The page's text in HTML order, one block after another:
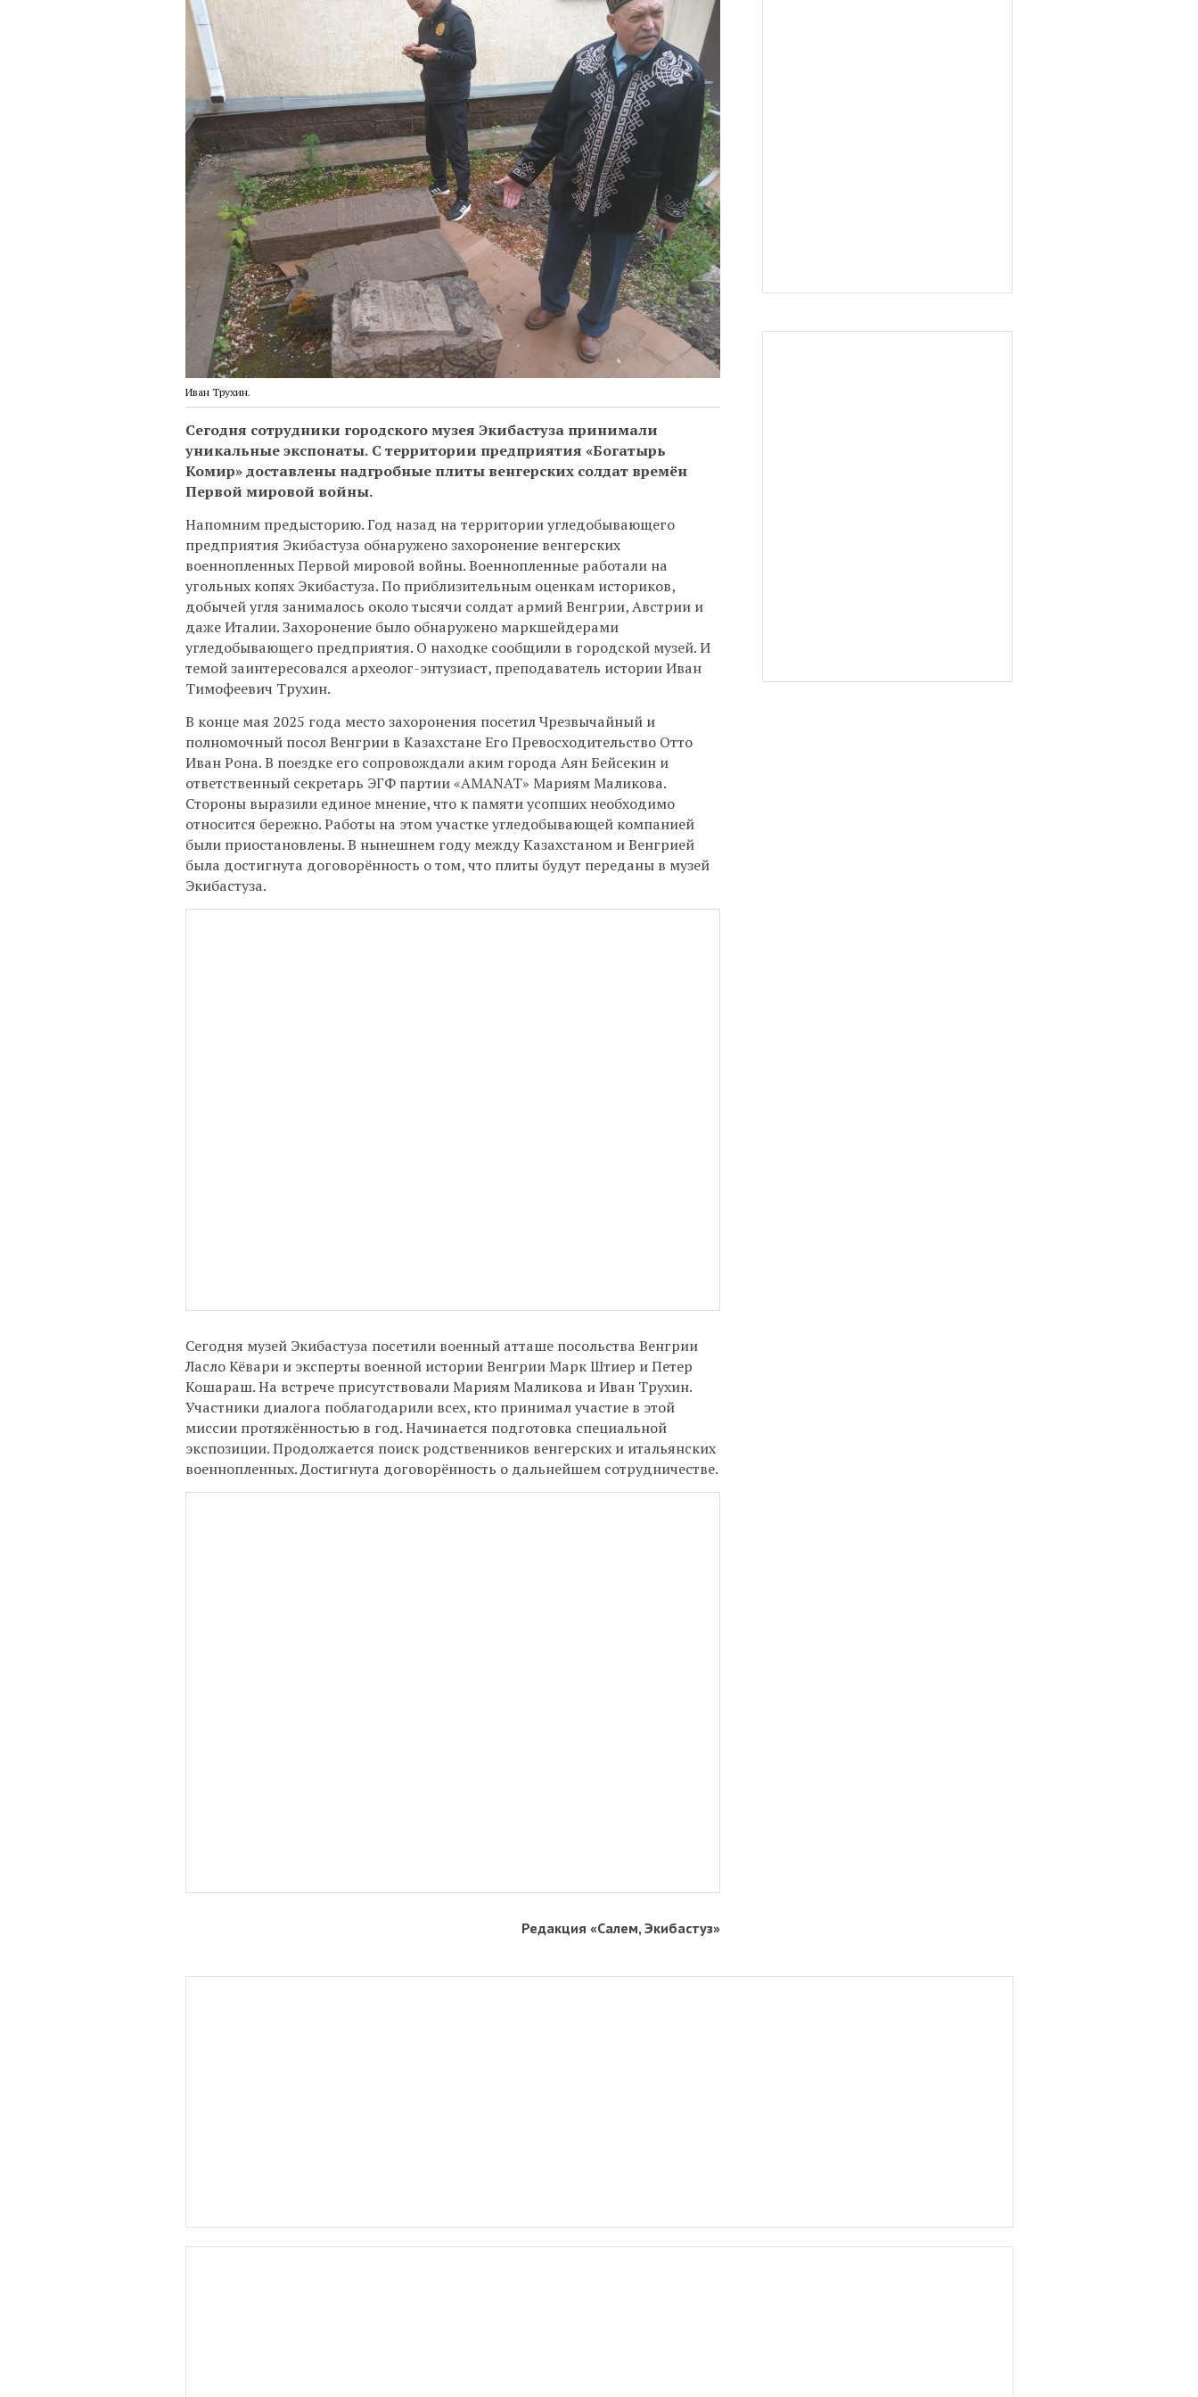
Иван Трухин.
Сегодня сотрудники городского музея Экибастуза принимали
уникальные экспонаты. С территории предприятия «Богатырь
Комир» доставлены надгробные плиты венгерских солдат времён
Первой мировой войны.
Напомним предысторию. Год назад на территории угледобывающего
предприятия Экибастуза обнаружено захоронение венгерских
военнопленных Первой мировой войны. Военнопленные работали на
угольных копях Экибастуза. По приблизительным оценкам историков,
добычей угля занималось около тысячи солдат армий Венгрии, Австрии и
даже Италии. Захоронение было обнаружено маркшейдерами
угледобывающего предприятия. О находке сообщили в городской музей. И
темой заинтересовался археолог-энтузиаст, преподаватель истории Иван
Тимофеевич Трухин.
В конце мая 2025 года место захоронения посетил Чрезвычайный и
полномочный посол Венгрии в Казахстане Его Превосходительство Отто
Иван Рона. В поездке его сопровождали аким города Аян Бейсекин и
ответственный секретарь ЭГФ партии «AMANAT» Мариям Маликова.
Стороны выразили единое мнение, что к памяти усопших необходимо
относится бережно. Работы на этом участке угледобывающей компанией
были приостановлены. В нынешнем году между Казахстаном и Венгрией
была достигнута договорённость о том, что плиты будут переданы в музей
Экибастуза.
Сегодня музей Экибастуза посетили военный атташе посольства Венгрии
Ласло Кёвари и эксперты военной истории Венгрии Марк Штиер и Петер
Кошараш. На встрече присутствовали Мариям Маликова и Иван Трухин.
Участники диалога поблагодарили всех, кто принимал участие в этой
миссии протяжённостью в год. Начинается подготовка специальной
экспозиции. Продолжается поиск родственников венгерских и итальянских
военнопленных. Достигнута договорённость о дальнейшем сотрудничестве.
Редакция «Салем, Экибастуз»